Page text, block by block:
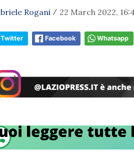
Rogani / 22 March 2022,
Twitter Facebook Whatsapp